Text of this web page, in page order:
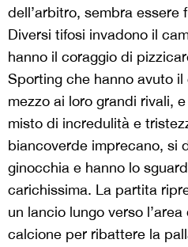
dell’arbitro, sembra essere
Diversi tifosi invadono il
hanno il coraggio di
Sporting che hanno avuto
mezzo ai loro grandi rivali,
misto di incredulità e
biancoverde imprecano, si
ginocchia e hanno lo
carichissima. La partita
un lancio lungo verso
calcione per ribattere la